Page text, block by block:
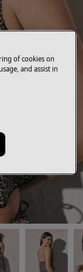
of cookies on
and assist in